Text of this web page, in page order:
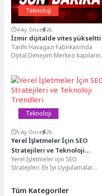
Teknoloji
4 Ay Önce 26
İzmir dijitalde vites yükseltti
Tarihi Havagazı Fabrikası’nda
Dijital Deneyim Merkezi kapılarını
Teknoloji
5 Ay Önce 26
Yerel İşletmeler İçin SEO
Stratejileri ve Teknoloji
Trendleri
Yerel İşletmeler için SEO
Stratejileri: En İyi Uygulamalar
Tüm Kategoriler